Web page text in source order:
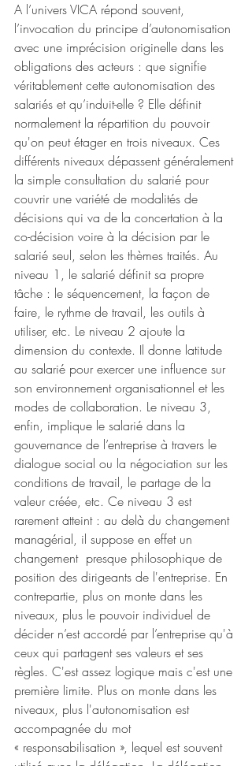
A l’univers VICA répond souvent,
l’invocation du principe d’autonomisation
avec une imprécision originelle dans les
obligations des acteurs : que signifie
véritablement cette autonomisation des
salariés et qu’induit-elle ? Elle définit
normalement la répartition du pouvoir
qu'on peut étager en trois niveaux. Ces
différents niveaux dépassent généralement
la simple consultation du salarié pour
couvrir une variété de modalités de
décisions qui va de la concertation à la
co-décision voire à la décision par le
salarié seul, selon les thèmes traités. Au
niveau 1, le salarié définit sa propre
tâche : le séquencement, la façon de
faire, le rythme de travail, les outils à
utiliser, etc. Le niveau 2 ajoute la
dimension du contexte. Il donne latitude
au salarié pour exercer une influence sur
son environnement organisationnel et les
modes de collaboration. Le niveau 3,
enfin, implique le salarié dans la
gouvernance de l’entreprise à travers le
dialogue social ou la négociation sur les
conditions de travail, le partage de la
valeur créée, etc. Ce niveau 3 est
rarement atteint : au delà du changement
managérial, il suppose en effet un
changement  presque philosophique de
position des dirigeants de l'entreprise. En
contrepartie, plus on monte dans les
niveaux, plus le pouvoir individuel de
décider n’est accordé par l’entreprise qu'à
ceux qui partagent ses valeurs et ses
règles. C'est assez logique mais c'est une
première limite. Plus on monte dans les
niveaux, plus l'autonomisation est
accompagnée du mot
« responsabilisation », lequel est souvent